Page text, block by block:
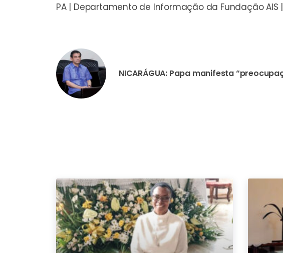
PA | Departamento de Informação da Fundação AIS |